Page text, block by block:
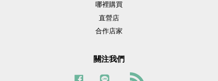
哪裡購買
直營店
合作店家
關注我們
Facebook